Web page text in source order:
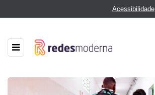
Acessibilidade